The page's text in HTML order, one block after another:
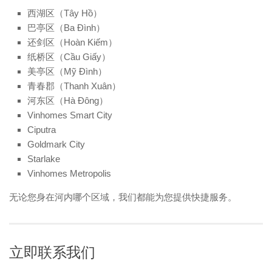
西湖区（Tây Hồ）
巴亭区（Ba Đình）
还剑区（Hoàn Kiếm）
纸桥区（Cầu Giấy）
美亭区（Mỹ Đình）
青春郡（Thanh Xuân）
河东区（Hà Đông）
Vinhomes Smart City
Ciputra
Goldmark City
Starlake
Vinhomes Metropolis
无论您身在河内哪个区域，我们都能为您提供快捷服务。
立即联系我们